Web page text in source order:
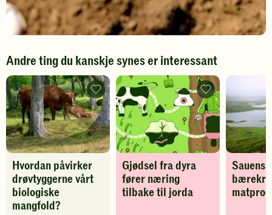
Andre ting du kanskje synes er interessant
Hvordan påvirker
drøvtyggerne vårt
biologiske
mangfold?
Hvordan
påvirker
drøvtyggerne
vårt
biologiske
mangfold?
-
legg
favoritter
Gjødsel fra dyra
fører næring
tilbake til jorda
Gjødsel
fra
dyra
fører
næring
tilbake
til
jorda
favoritter
Sauens